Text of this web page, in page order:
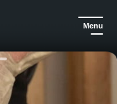
Menu
Maak je eigen keramische en kristallen schaal met Béatrice, keramisch kunstenaar